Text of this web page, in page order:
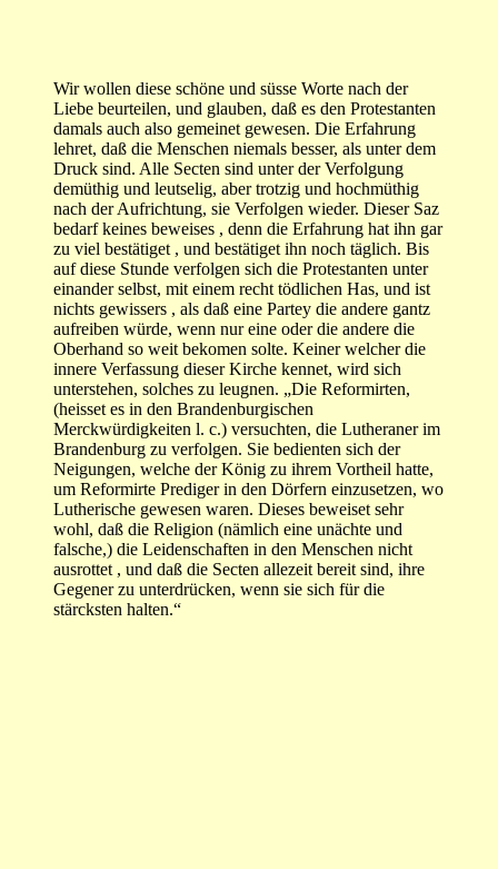
Wir wollen diese schöne und süsse Worte nach der
Liebe beurteilen, und glauben, daß es den Protestanten
damals auch also gemeinet gewesen. Die Erfahrung
lehret, daß die Menschen niemals besser, als unter dem
Druck sind. Alle Secten sind unter der Verfolgung
demüthig und leutselig, aber trotzig und hochmüthig
nach der Aufrichtung, sie Verfolgen wieder. Dieser Saz
bedarf keines beweises , denn die Erfahrung hat ihn gar
zu viel bestätiget , und bestätiget ihn noch täglich. Bis
auf diese Stunde verfolgen sich die Protestanten unter
einander selbst, mit einem recht tödlichen Has, und ist
nichts gewissers , als daß eine Partey die andere gantz
aufreiben würde, wenn nur eine oder die andere die
Oberhand so weit bekomen solte. Keiner welcher die
innere Verfassung dieser Kirche kennet, wird sich
unterstehen, solches zu leugnen. „Die Reformirten,
(heisset es in den Brandenburgischen
Merckwürdigkeiten l. c.) versuchten, die Lutheraner im
Brandenburg zu verfolgen. Sie bedienten sich der
Neigungen, welche der König zu ihrem Vortheil hatte,
um Reformirte Prediger in den Dörfern einzusetzen, wo
Lutherische gewesen waren. Dieses beweiset sehr
wohl, daß die Religion (nämlich eine unächte und
falsche,) die Leidenschaften in den Menschen nicht
ausrottet , und daß die Secten allezeit bereit sind, ihre
Gegener zu unterdrücken, wenn sie sich für die
stärcksten halten.“